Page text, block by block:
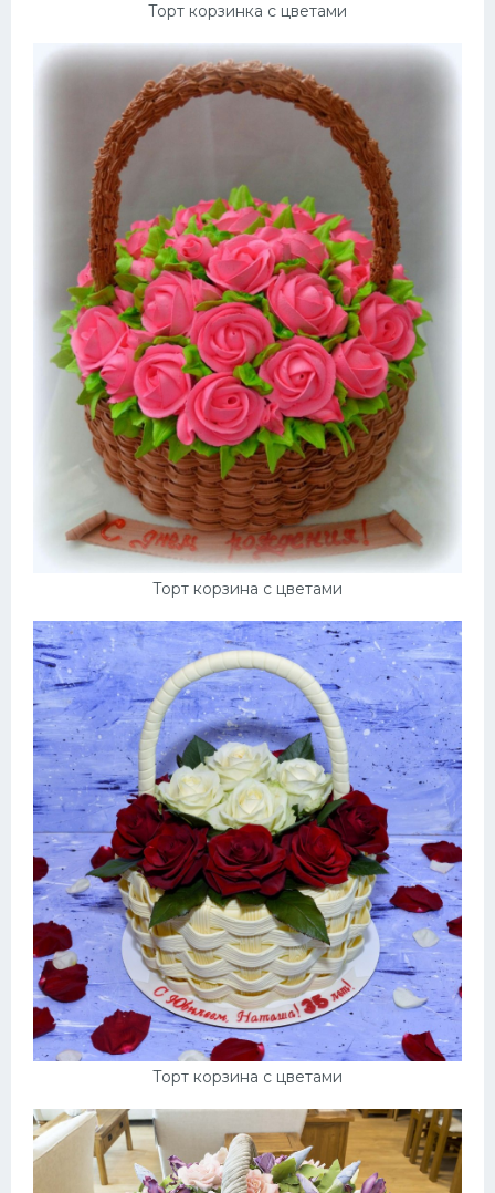
Торт корзинка с цветами
Торт корзина с цветами
Торт корзина с цветами